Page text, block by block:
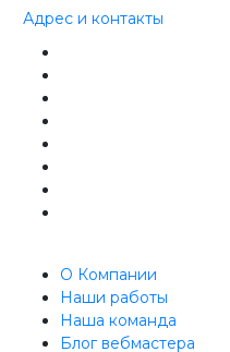
Адрес и контакты
О Компании
Наши работы
Наша команда
Блог вебмастера